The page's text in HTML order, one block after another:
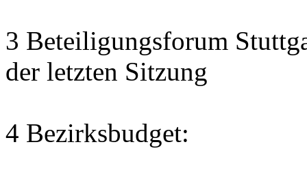
3 Beteiligungsforum
der letzten Sitzung
4 Bezirksbudget: